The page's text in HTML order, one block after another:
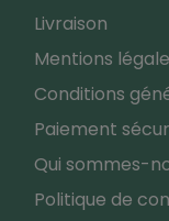
Livraison
Mentions
Conditions
Paiement
Qui sommes-
Politique de